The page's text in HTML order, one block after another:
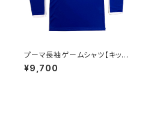
プーマ長袖ゲームシャツ【キッズ
110～160】※受注生産（納期約
1.5か月）
¥9,700